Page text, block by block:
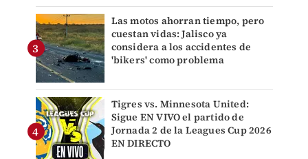
Las motos ahorran tiempo, pero
cuestan vidas: Jalisco ya
considera a los accidentes de
'bikers' como problema
Tigres vs. Minnesota United:
Sigue EN VIVO el partido de
Jornada 2 de la Leagues Cup 2026
EN DIRECTO